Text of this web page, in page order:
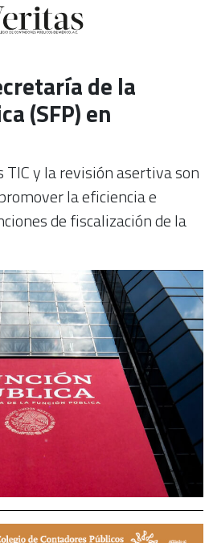
de la
(SFP) en
TIC y la revisión asertiva son
la eficiencia e
de fiscalización de la